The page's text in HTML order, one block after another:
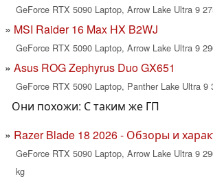
GeForce RTX 5090 Laptop, Arrow Lake Ultra 9
MSI Raider 16 Max HX B2WJ
GeForce RTX 5090 Laptop, Arrow Lake Ultra 9
Asus ROG Zephyrus Duo GX651
GeForce RTX 5090 Laptop, Panther Lake Ultra 9
Они похожи: С таким же ГП
Razer Blade 18 2026 - Обзоры и
GeForce RTX 5090 Laptop, Arrow Lake Ultra 9
kg